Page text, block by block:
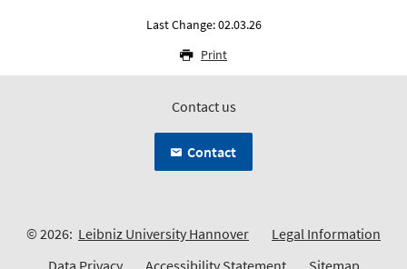
Last Change: 02.03.26
Print
Contact us
Contact
© 2026: Leibniz University Hannover
Legal Information